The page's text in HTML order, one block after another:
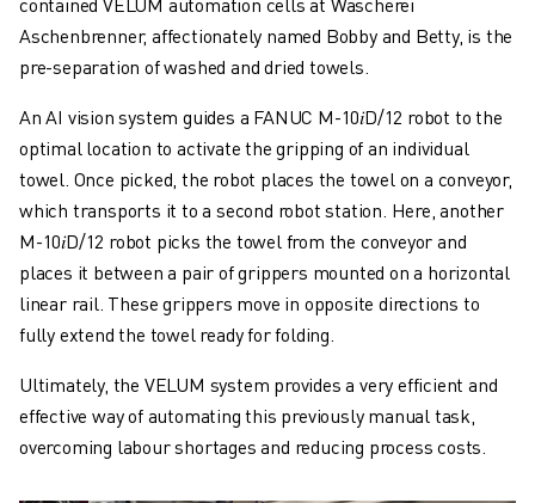
Aschenbrenner, affectionately named Bobby and Betty, is the
pre-separation of washed and dried towels.
An AI vision system guides a FANUC M-10𝑖D/12 robot to the
optimal location to activate the gripping of an individual
towel. Once picked, the robot places the towel on a conveyor,
which transports it to a second robot station. Here, another
M-10𝑖D/12 robot picks the towel from the conveyor and
places it between a pair of grippers mounted on a horizontal
linear rail. These grippers move in opposite directions to
fully extend the towel ready for folding.
Ultimately, the VELUM system provides a very efficient and
effective way of automating this previously manual task,
overcoming labour shortages and reducing process costs.